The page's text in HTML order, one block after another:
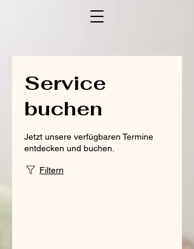
Service
buchen
Jetzt unsere verfügbaren Termine
entdecken und buchen.
Filtern